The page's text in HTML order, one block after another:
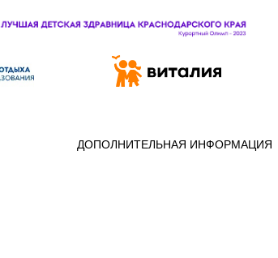
ДОПОЛНИТЕЛЬНАЯ ИНФОРМАЦИЯ